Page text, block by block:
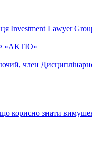
Investment Lawyer
«АКТІО»
член
корисно знати